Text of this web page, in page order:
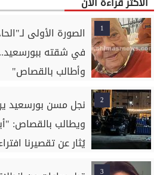
1
الصورة الأولى
في شقته
وأطالب بالقصاص"
2
نجل مسن بورسعيد
ويطالب بالقصاص:
يُثار عن تقصيرنا
3